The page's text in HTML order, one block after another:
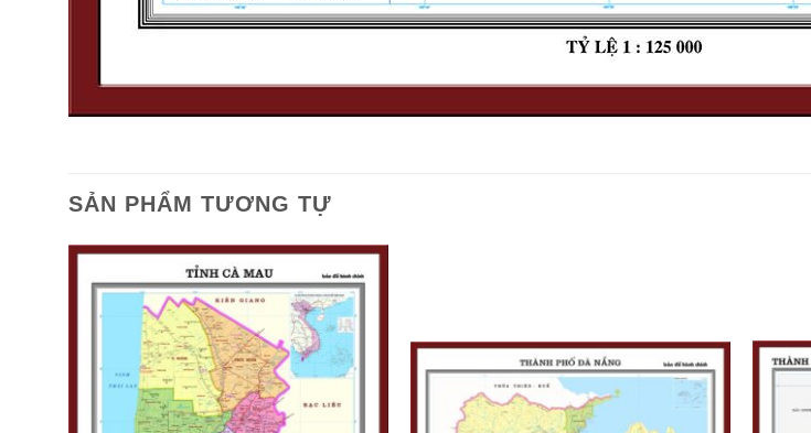
SẢN PHẨM TƯƠNG TỰ